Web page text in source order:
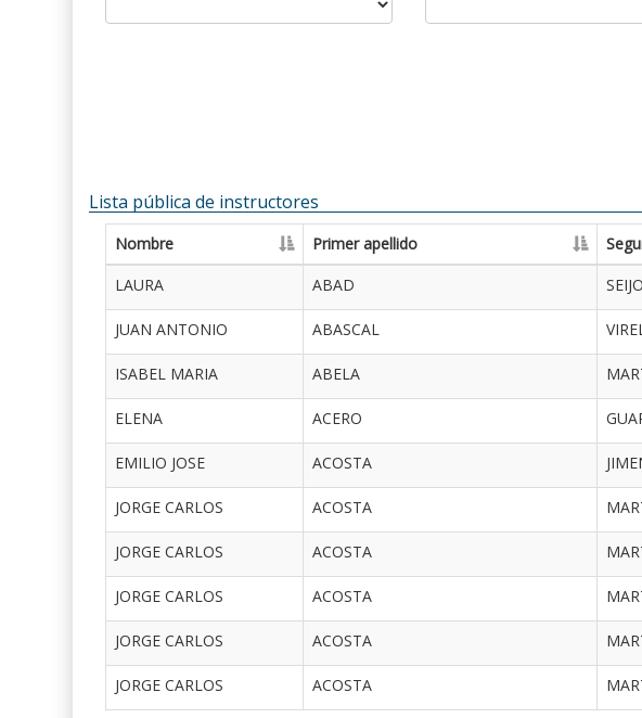
Lista pública de instructores
Nombre Primer apellido
LAURA
ABAD SEIJO
JUAN ANTONIO ABASCAL
ISABEL MARIA ABELA
ELENA ACERO
EMILIO JOSE ACOSTA
JORGE CARLOS ACOSTA
JORGE CARLOS ACOSTA
JORGE CARLOS ACOSTA
JORGE CARLOS ACOSTA
JORGE CARLOS ACOSTA